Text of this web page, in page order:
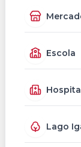
Escola
Lago